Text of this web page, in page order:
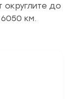
округлите до
км.